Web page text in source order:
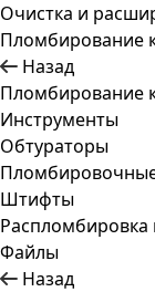
Очистка и
Пломбирование
Назад
Пломбирование
Инструменты
Обтураторы
Штифты
Распломбировка
Файлы
Назад